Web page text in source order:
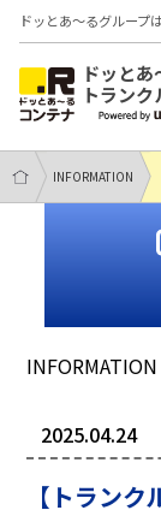
ドッとあ～るグループ
ドッとあ
トラン
トランクルーム
トランクルー
ドッとあーるの
会社概要
INFORMATION
INFORMATION
2025.04.24
【トラン